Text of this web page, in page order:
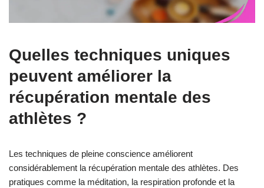
Quelles techniques uniques
peuvent améliorer la
récupération mentale des
athlètes ?
Les techniques de pleine conscience améliorent
considérablement la récupération mentale des athlètes. Des
pratiques comme la méditation, la respiration profonde et la